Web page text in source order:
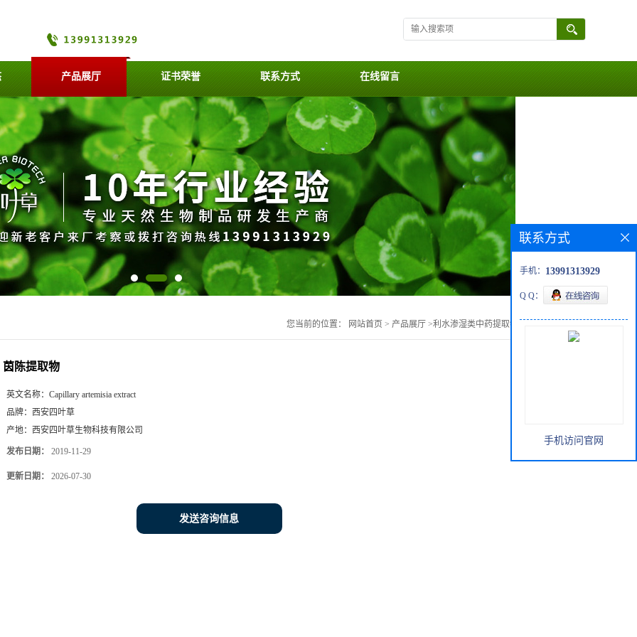
产品展厅 证书荣誉 联系方式 在线留言
您当前的位置： 网站首页 > 产品展厅 >利水渗湿类中药提取物
茵陈提取物
英文名称： Capillary artemisia extract
品牌： 西安四叶草
产地： 西安四叶草生物科技有限公司
发布日期： 2019-11-29
更新日期： 2026-07-30
发送咨询信息
联系方式
手机： 13991313929
Q Q：
手机访问官网